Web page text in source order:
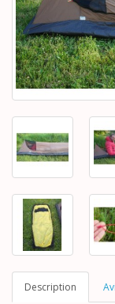
Description